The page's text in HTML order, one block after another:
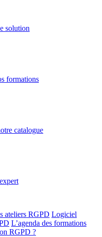
solution
formations
catalogue
ateliers RGPD Logiciel
L’agenda des formations
RGPD ?